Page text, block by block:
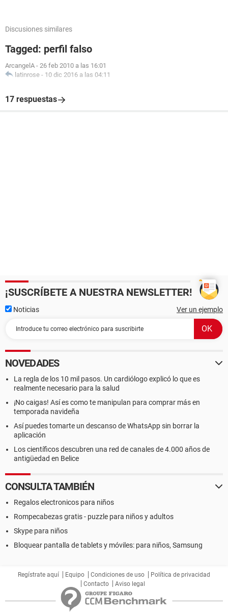
Discusiones similares
Tagged: perfil falso
ArcangelA - 26 feb 2010 a las 16:01
latinrose - 10 dic 2016 a las 04:11
17 respuestas
¡SUSCRÍBETE A NUESTRA NEWSLETTER!
Noticias Ver un ejemplo
NOVEDADES
La regla de los 10 mil pasos. Un cardiólogo explicó lo que es
realmente necesario para la salud
¡No caigas! Así es como te manipulan para comprar más en
temporada navideña
Así puedes tomarte un descanso de WhatsApp sin borrar la
aplicación
Los científicos descubren una red de canales de 4.000 años de
antigüedad en Belice
CONSULTA TAMBIÉN
Regalos electronicos para niños
Rompecabezas gratis - puzzle para niños y adultos
Skype para niños
Bloquear pantalla de tablets y móviles: para niños, Samsung
Regístrate aquí Equipo Condiciones de uso
Política de privacidad
Contacto
Aviso legal